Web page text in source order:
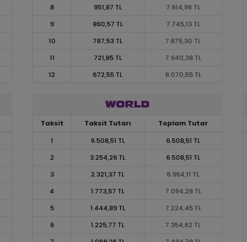
8
951,87 TL
7.614,96 TL
9
860,57 TL
7.745,13 TL
10
787,53 TL
7.875,30 TL
11
721,85 TL
7.940,38 TL
12
672,55 TL 8.070,55 TL
Taksit Taksit Tutarı
Toplam Tutar
1
6.508,51 TL
6.508,51 TL
2
3.254,26 TL
6.508,51 TL
3
2.321,37 TL
6.964,11 TL
4
1.773,57 TL
7.094,28 TL
5
1.444,89 TL
7.224,45 TL
6
1.225,77 TL
7.354,62 TL